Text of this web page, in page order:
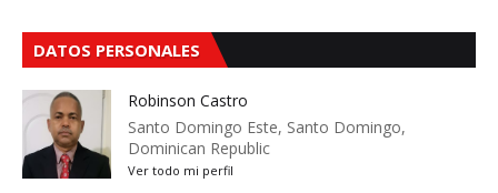
DATOS PERSONALES
Robinson Castro
Santo Domingo Este, Santo Domingo,
Dominican Republic
Ver todo mi perfil